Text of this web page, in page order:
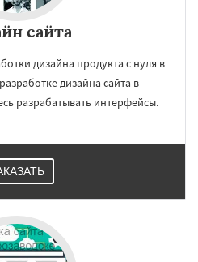
сайта
дизайна продукта с нуля в
дизайна сайта в
разрабатывать интерфейсы.